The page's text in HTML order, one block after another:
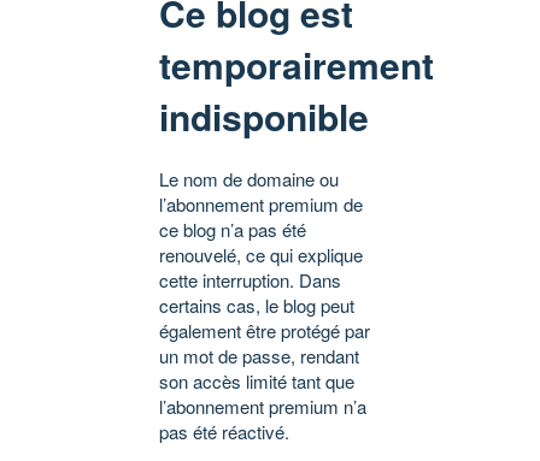
Ce blog est
temporairement
indisponible
Le nom de domaine ou
l’abonnement premium de
ce blog n’a pas été
renouvelé, ce qui explique
cette interruption. Dans
certains cas, le blog peut
également être protégé par
un mot de passe, rendant
son accès limité tant que
l’abonnement premium n’a
pas été réactivé.